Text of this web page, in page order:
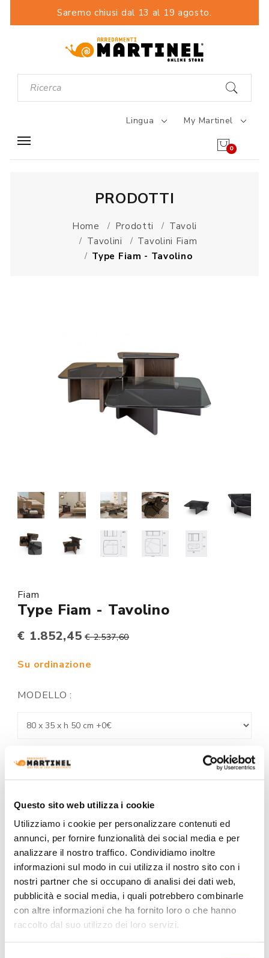
Questo sito web utilizza i cookie
Utilizziamo i cookie per personalizzare contenuti ed
annunci, per fornire funzionalità dei social media e per
analizzare il nostro traffico. Condividiamo inoltre
informazioni sul modo in cui utilizza il nostro sito con i
nostri partner che si occupano di analisi dei dati web,
pubblicità e social media, i quali potrebbero combinarle
con altre informazioni che ha fornito loro o che hanno
raccolto dal suo utilizzo dei loro servizi.
Saremo chiusi dal 13 al 19 agosto.
Lingua My Martinel
0
PRODOTTI
Home Prodotti
Tavoli
Tavolini
Tavolini Fiam
Type Fiam - Tavolino
Fiam
Type Fiam - Tavolino
€ 1.852,45 € 2.537,60
Su ordinazione
MODELLO :
FINITURA STRUTTURA:
+0€ +0€
FINITURA PIANO:
+0€ +0€